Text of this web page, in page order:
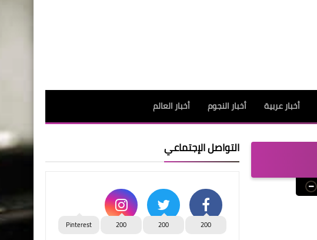
أخبار عربية أخبار النجوم أخبار العالم
التواصل الإجتماعي
200
200
200
Pinterest